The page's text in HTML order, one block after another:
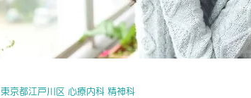
東京都江戸川区 心療内科 精神科